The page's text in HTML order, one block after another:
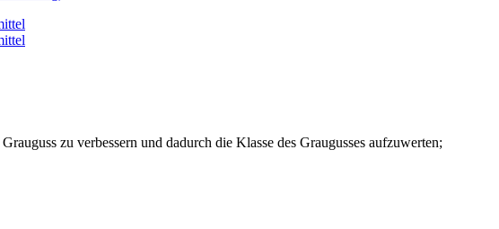
zu verbessern und dadurch die Klasse des Graugusses aufzuwerten;